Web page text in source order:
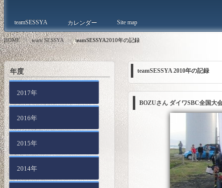
teamSESSYA カレンダー Site map
HOME > team SESSYA > teamSESSYA2010年の記録
teamSESSYA 2010年の記録
BOZUさん ダイワSBC全国大
年度
2017年
2016年
2015年
2014年